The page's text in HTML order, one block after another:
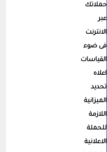
حملاتك
عبر
الانترنت
فى ضوء
القياسات
اعلاه
تحديد
الميزانية
اللازمة
للحملة
الاعلانية